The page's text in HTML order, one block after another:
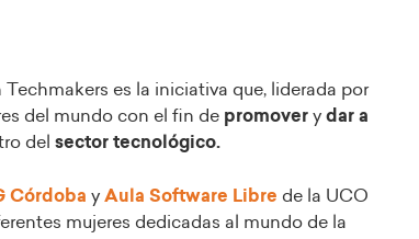
es la iniciativa que, liderada por
del mundo con el fin de promover y dar a
del sector tecnológico.
Córdoba y Aula Software Libre de la UCO
mujeres dedicadas al mundo de la